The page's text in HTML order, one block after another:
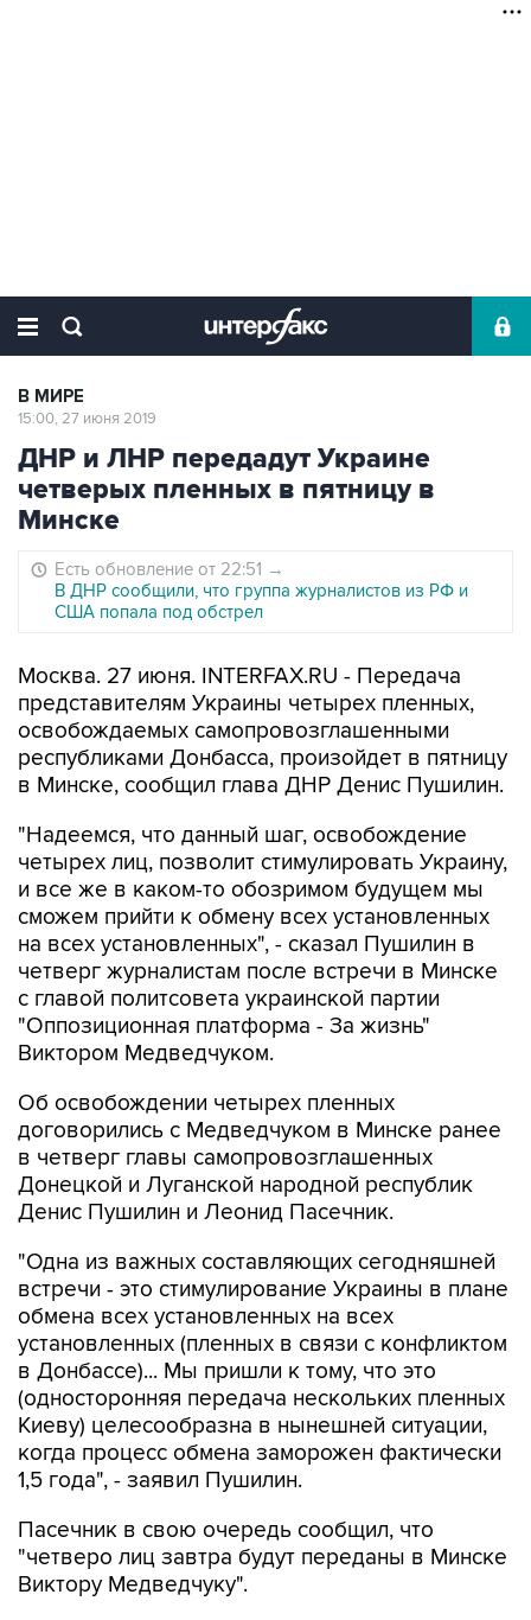
В МИРЕ
15:00, 27 июня 2019
ДНР и ЛНР передадут Украине
четверых пленных в пятницу в
Минске
Есть обновление от 22:51 →
В ДНР сообщили, что группа журналистов из РФ и
США попала под обстрел
Москва. 27 июня. INTERFAX.RU - Передача
представителям Украины четырех пленных,
освобождаемых самопровозглашенными
республиками Донбасса, произойдет в пятницу
в Минске, сообщил глава ДНР Денис Пушилин.
"Надеемся, что данный шаг, освобождение
четырех лиц, позволит стимулировать Украину,
и все же в каком-то обозримом будущем мы
сможем прийти к обмену всех установленных
на всех установленных", - сказал Пушилин в
четверг журналистам после встречи в Минске
с главой политсовета украинской партии
"Оппозиционная платформа - За жизнь"
Виктором Медведчуком.
Об освобождении четырех пленных
договорились с Медведчуком в Минске ранее
в четверг главы самопровозглашенных
Донецкой и Луганской народной республик
Денис Пушилин и Леонид Пасечник.
"Одна из важных составляющих сегодняшней
встречи - это стимулирование Украины в плане
обмена всех установленных на всех
установленных (пленных в связи с конфликтом
в Донбассе)... Мы пришли к тому, что это
(односторонняя передача нескольких пленных
Киеву) целесообразна в нынешней ситуации,
когда процесс обмена заморожен фактически
1,5 года", - заявил Пушилин.
Пасечник в свою очередь сообщил, что
"четверо лиц завтра будут переданы в Минске
Виктору Медведчуку".